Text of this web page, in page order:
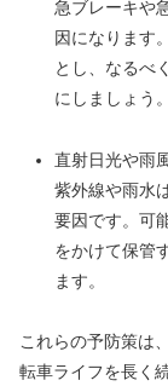
急ブレーキや
因になります
とし、なるべ
にしましょう。
直射日光や雨
紫外線や雨水
要因です。可
をかけて保管
ます。
これらの予防策は
転車ライフを長く